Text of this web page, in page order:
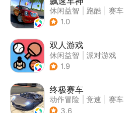
休闲益智 跑酷
赛车
| 漂移
1.0
双人游戏
休闲益智
派对游戏
1.9
终极赛车
动作冒险 竞速
赛车
3.6